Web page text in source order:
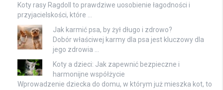
Koty rasy Ragdoll to prawdziwe uosobienie łagodności i
przyjacielskości, które …
Jak karmić psa, by żył długo i zdrowo?
Dobór właściwej karmy dla psa jest kluczowy dla
jego zdrowia …
Koty a dzieci: Jak zapewnić bezpieczne i
harmonijne współżycie
Wprowadzenie dziecka do domu, w którym już mieszka kot, to